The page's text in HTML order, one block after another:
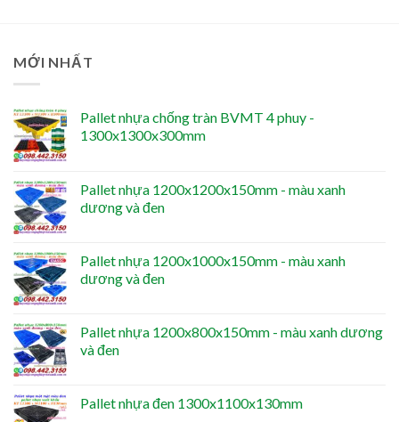
MỚI NHẤT
Pallet nhựa chống tràn BVMT 4 phuy -
1300x1300x300mm
Pallet nhựa 1200x1200x150mm - màu xanh
dương và đen
Pallet nhựa 1200x1000x150mm - màu xanh
dương và đen
Pallet nhựa 1200x800x150mm - màu xanh dương
và đen
Pallet nhựa đen 1300x1100x130mm